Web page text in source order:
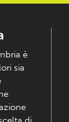
è
sia